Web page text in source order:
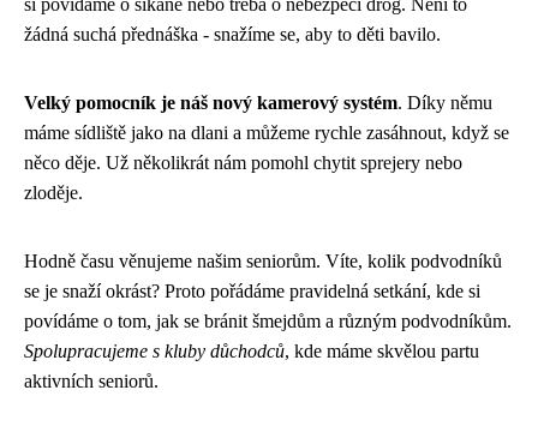
si povídáme o šikaně nebo třeba o nebezpečí drog. Není to
žádná suchá přednáška - snažíme se, aby to děti bavilo.
Velký pomocník je náš nový kamerový systém. Díky němu
máme sídliště jako na dlani a můžeme rychle zasáhnout, když se
něco děje. Už několikrát nám pomohl chytit sprejery nebo
zloděje.
Hodně času věnujeme našim seniorům. Víte, kolik podvodníků
se je snaží okrást? Proto pořádáme pravidelná setkání, kde si
povídáme o tom, jak se bránit šmejdům a různým podvodníkům.
Spolupracujeme s kluby důchodců, kde máme skvělou partu
aktivních seniorů.